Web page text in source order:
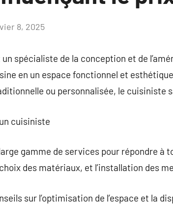
8, 2025
spécialiste de la conception et de
en un espace fonctionnel et
ou personnalisée, le cuisiniste
cuisiniste
gamme de services pour répondre à
des matériaux, et l’installation des
sur l’optimisation de l’espace et la